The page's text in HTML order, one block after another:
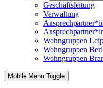
Geschäftsleitung
Verwaltung
Wohngruppen
Wohngruppen
Wohngruppen
Mobile Menu Toggle